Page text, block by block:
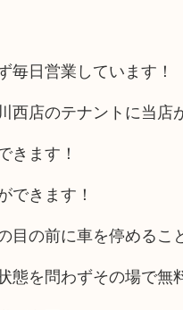
毎日営業しています！
西店のテナントに当店
きます！
できます！
目の前に車を停めるこ
態を問わずその場で無